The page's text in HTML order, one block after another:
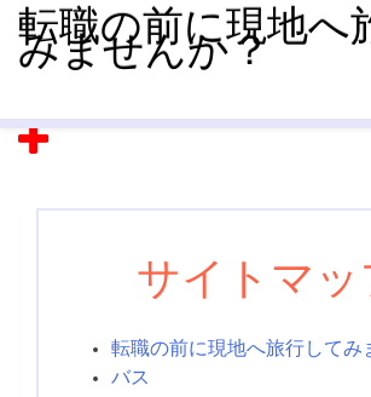
転職の前に現地へ
みませんか？
サイトマッ
転職の前に現地へ旅行してみ
バス